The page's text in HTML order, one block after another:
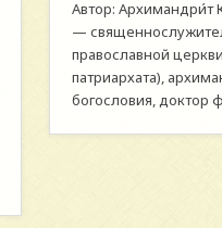
Автор: Архимандри́т
—
православной
патриархата),
богословия, доктор